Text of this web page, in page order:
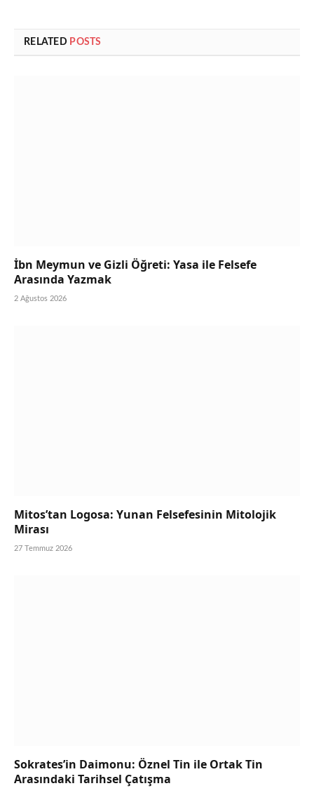
RELATED POSTS
İbn Meymun ve Gizli Öğreti: Yasa ile Felsefe
Arasında Yazmak
2 Ağustos 2026
Mitos’tan Logosa: Yunan Felsefesinin Mitolojik
Mirası
27 Temmuz 2026
Sokrates’in Daimonu: Öznel Tin ile Ortak Tin
Arasındaki Tarihsel Çatışma